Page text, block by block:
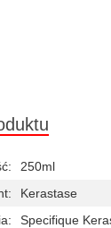
250ml
Kerastase
Specifique